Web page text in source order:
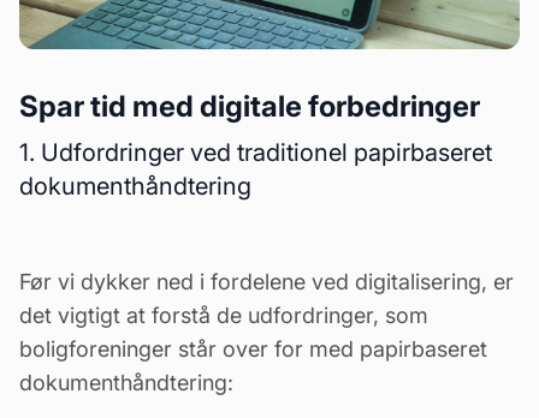
Spar tid med digitale forbedringer
1. Udfordringer ved traditionel papirbaseret
dokumenthåndtering
Før vi dykker ned i fordelene ved digitalisering, er
det vigtigt at forstå de udfordringer, som
boligforeninger står over for med papirbaseret
dokumenthåndtering: